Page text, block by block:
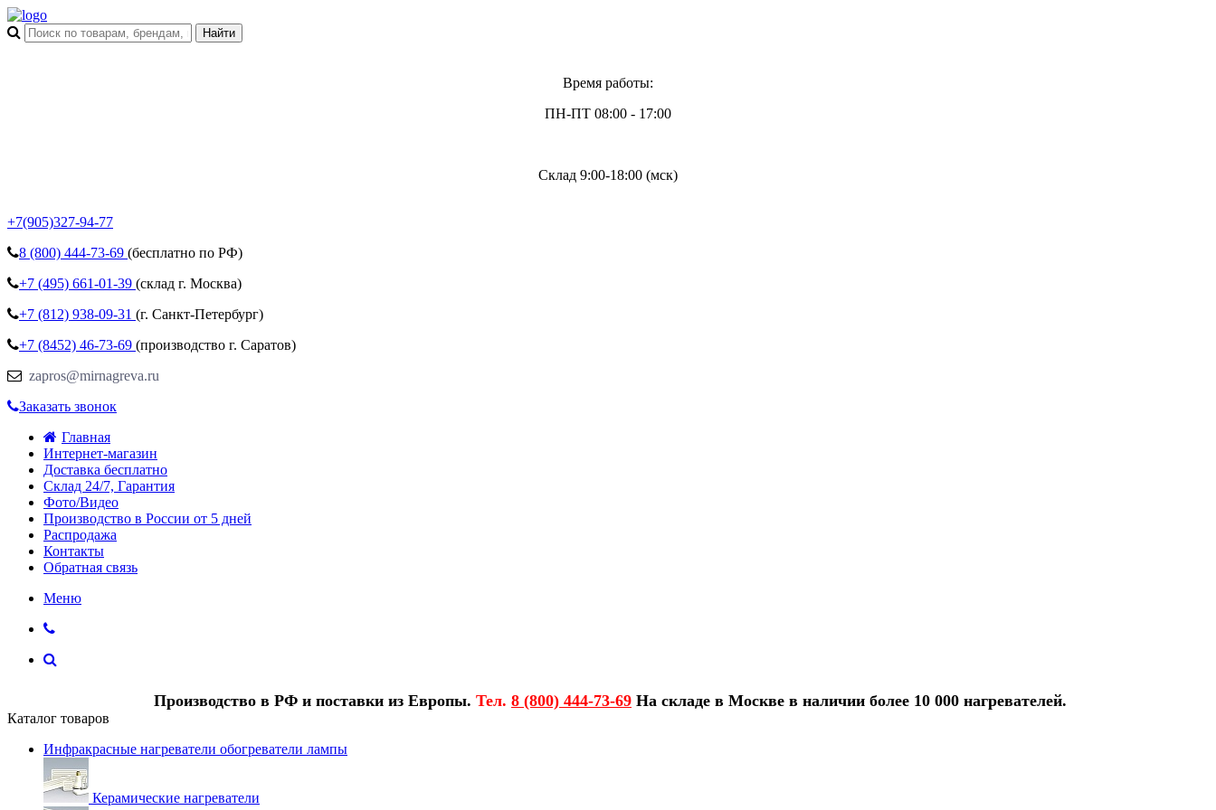
Время работы:
ПН-ПТ 08:00 - 17:00
Склад 9:00-18:00 (мск)
+7(905)327-94-77
8 (800) 444-73-69 (бесплатно по РФ)
+7 (495) 661-01-39 (склад г. Москва)
+7 (812) 938-09-31 (г. Санкт-Петербург)
+7 (8452) 46-73-69 (производство г. Саратов)
zapros@mirnagreva.ru
Заказать звонок
Главная
Интернет-магазин
Доставка бесплатно
Склад 24/7, Гарантия
Фото/Видео
Производство в России от 5 дней
Распродажа
Контакты
Обратная связь
Меню
Производство в РФ и поставки из Европы. Тел. 8 (800) 444-73-69 На складе в Москве в наличии более 10 000 нагревателей.
Каталог товаров
Инфракрасные нагреватели обогреватели лампы
Керамические нагреватели